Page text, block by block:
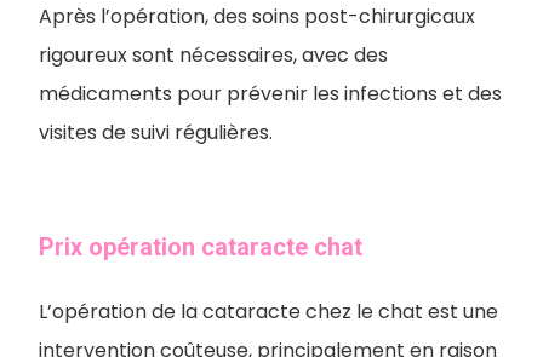
Après l’opération, des soins post-chirurgicaux
rigoureux sont nécessaires, avec des
médicaments pour prévenir les infections et des
visites de suivi régulières.
Prix opération cataracte chat
L’opération de la cataracte chez le chat est une
intervention coûteuse, principalement en raison